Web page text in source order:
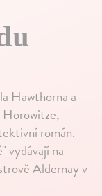
Hawthorna a
román.
vydávají na
Aldernay v